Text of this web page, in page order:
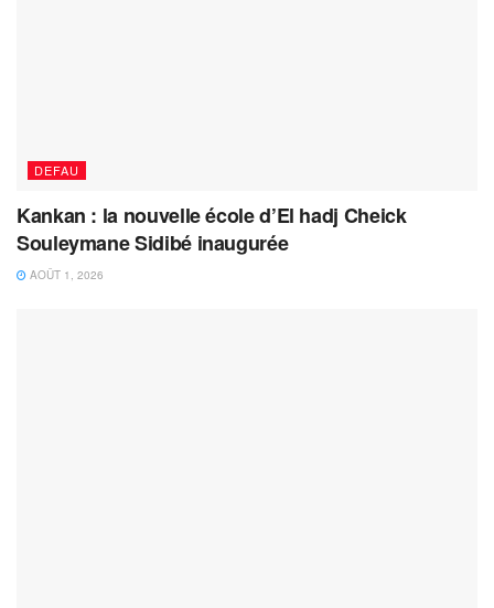
DEFAU
Kankan : la nouvelle école d’El hadj Cheick
Souleymane Sidibé inaugurée
AOÛT 1, 2026